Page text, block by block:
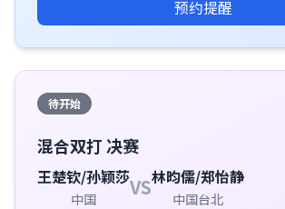
预约提醒
待开始
混合双打 决赛
王楚钦/孙颖莎
中国 VS林昀儒/郑怡静
中国台北